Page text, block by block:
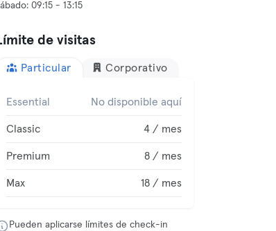
de visitas
Particular Corporativo
Essential No disponible aquí
Classic 4 / mes
Premium 8 / mes
Max 18 / mes
Pueden aplicarse límites de check-in